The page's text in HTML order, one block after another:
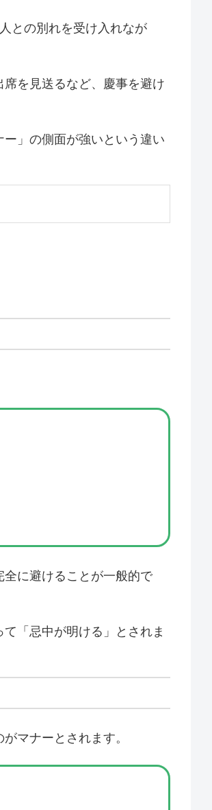
との別れを受け入れなが
を見送るなど、慶事を避け
」の側面が強いという違い
に避けることが一般的で
「忌中が明ける」とされま
マナーとされます。